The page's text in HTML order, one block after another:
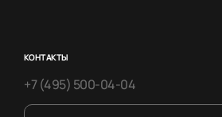
КОНТАКТЫ
+7 (495) 500-04-04